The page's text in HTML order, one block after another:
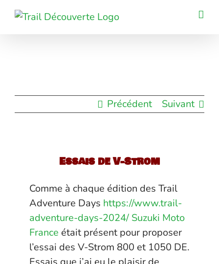
Passer
Précédent Suivant
Essais de V-Strom
Comme à chaque édition des Trail
Adventure Days https://www.trail-
adventure-days-2024/ Suzuki Moto
France était présent pour proposer
l’essai des V-Strom 800 et 1050 DE.